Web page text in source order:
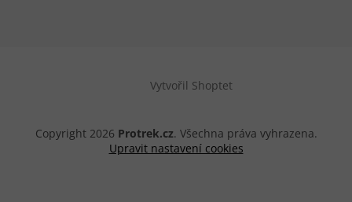
Vytvořil Shoptet
Copyright 2026 Protrek.cz. Všechna práva vyhrazena.
Upravit nastavení cookies